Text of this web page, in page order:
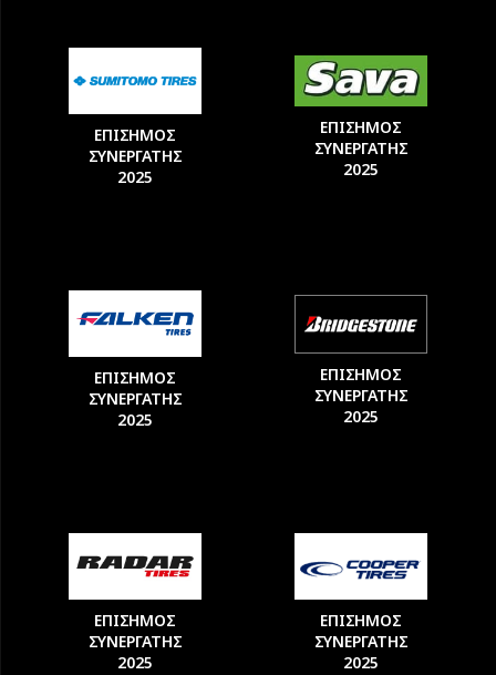
ΕΠΙΣΗΜΟΣ
ΣΥΝΕΡΓΑΤΗΣ
2025
ΕΠΙΣΗΜΟΣ
ΣΥΝΕΡΓΑΤΗΣ
2025
ΕΠΙΣΗΜΟΣ
ΣΥΝΕΡΓΑΤΗΣ
2025
ΕΠΙΣΗΜΟΣ
ΣΥΝΕΡΓΑΤΗΣ
2025
ΕΠΙΣΗΜΟΣ
ΣΥΝΕΡΓΑΤΗΣ
2025
ΕΠΙΣΗΜΟΣ
ΣΥΝΕΡΓΑΤΗΣ
2025